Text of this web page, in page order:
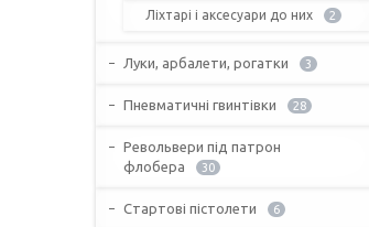
Ліхтарі і аксесуари до них 2
Луки, арбалети, рогатки 3
Пневматичні гвинтівки 28
Револьвери під патрон
флобера
30
Стартові пістолети 6